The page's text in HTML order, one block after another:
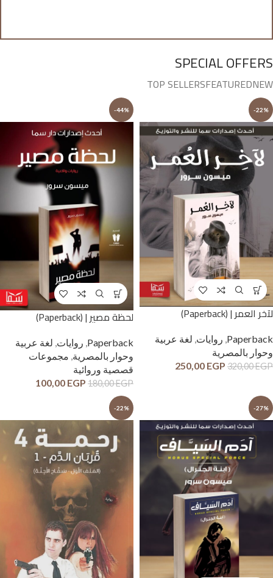
SPECIAL OFFERS
NEW
FEATURED
TOP SELLERS
-22%
لآخر العمر | (Paperback)
Paperback
, روايات, لغة عربية
وحوار بالمصرية
320,00EGP
250,00 EGP
-44%
لحظة مصير | (Paperback)
Paperback
, روايات, لغة عربية
وحوار بالمصرية, مجموعات
قصصية وروائية
180,00EGP
100,00 EGP
-27%
-22%